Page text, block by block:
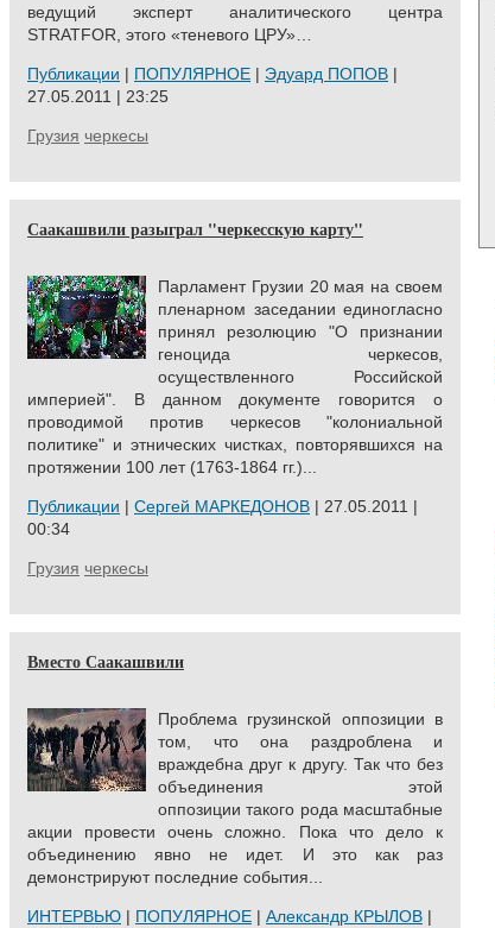
ведущий эксперт аналитического центра
STRATFOR, этого «теневого ЦРУ»…
Публикации | ПОПУЛЯРНОЕ | Эдуард ПОПОВ |
27.05.2011 | 23:25
Грузия черкесы
Саакашвили разыграл "черкесскую карту"
Парламент Грузии 20 мая на своем
пленарном заседании единогласно
принял резолюцию "О признании
геноцида черкесов,
осуществленного Российской
империей". В данном документе говорится о
проводимой против черкесов "колониальной
политике" и этнических чистках, повторявшихся на
протяжении 100 лет (1763-1864 гг.)...
Публикации | Сергей МАРКЕДОНОВ | 27.05.2011 |
00:34
Грузия черкесы
Вместо Саакашвили
Проблема грузинской оппозиции в
том, что она раздроблена и
враждебна друг к другу. Так что без
объединения этой
оппозиции такого рода масштабные
акции провести очень сложно. Пока что дело к
объединению явно не идет. И это как раз
демонстрируют последние события...
ИНТЕРВЬЮ | ПОПУЛЯРНОЕ | Александр КРЫЛОВ |